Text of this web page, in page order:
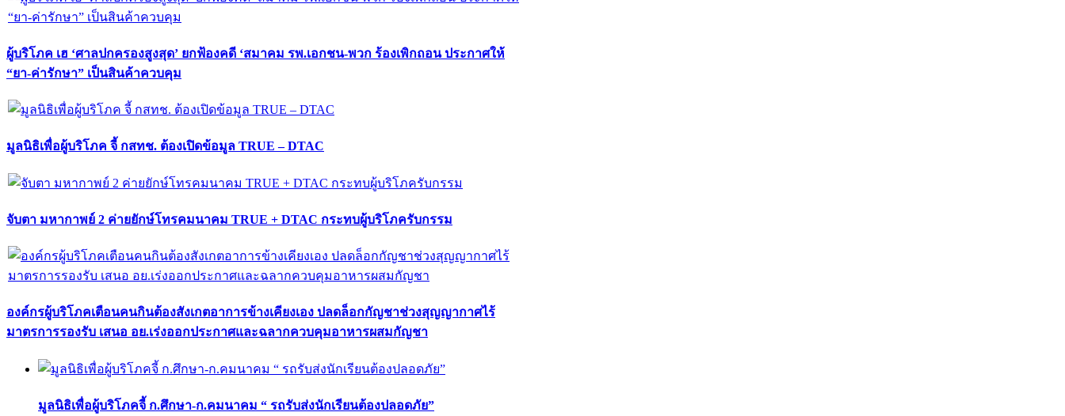
ผู้บริโภค เฮ ‘ศาลปกครองสูงสุด’ ยกฟ้องคดี ‘สมาคม รพ.เอกชน-พวก ร้องเพิกถอน ประกาศให้
“ยา-ค่ารักษา” เป็นสินค้าควบคุม
มูลนิธิเพื่อผู้บริโภค จี้ กสทช. ต้องเปิดข้อมูล TRUE – DTAC
จับตา มหากาพย์ 2 ค่ายยักษ์โทรคมนาคม TRUE + DTAC กระทบผู้บริโภครับกรรม
องค์กรผู้บริโภคเตือนคนกินต้องสังเกตอาการข้างเคียงเอง ปลดล็อกกัญชาช่วงสุญญากาศไร้
มาตรการรองรับ เสนอ อย.เร่งออกประกาศและฉลากควบคุมอาหารผสมกัญชา
มูลนิธิเพื่อผู้บริโภคจี้ ก.ศึกษา-ก.คมนาคม “ รถรับส่งนักเรียนต้องปลอดภัย”